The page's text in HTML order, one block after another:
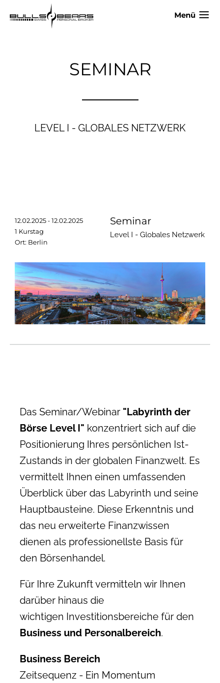
Menü
SEMINAR
LEVEL I - GLOBALES NETZWERK
12.02.2025 - 12.02.2025
1 Kurstag
Ort: Berlin
Seminar
Level I - Globales Netzwerk
Das Seminar/Webinar "Labyrinth der
Börse Level I" konzentriert sich auf die
Positionierung Ihres persönlichen Ist-
Zustands in der globalen Finanzwelt. Es
vermittelt Ihnen einen umfassenden
Überblick über das Labyrinth und seine
Hauptbausteine. Diese Erkenntnis und
das neu erweiterte Finanzwissen
dienen als professionellste Basis für
den Börsenhandel.
Für Ihre Zukunft vermitteln wir Ihnen
darüber hinaus die
wichtigen Investitionsbereiche für den
Business und Personalbereich.
Business Bereich
Zeitsequenz - Ein Momentum